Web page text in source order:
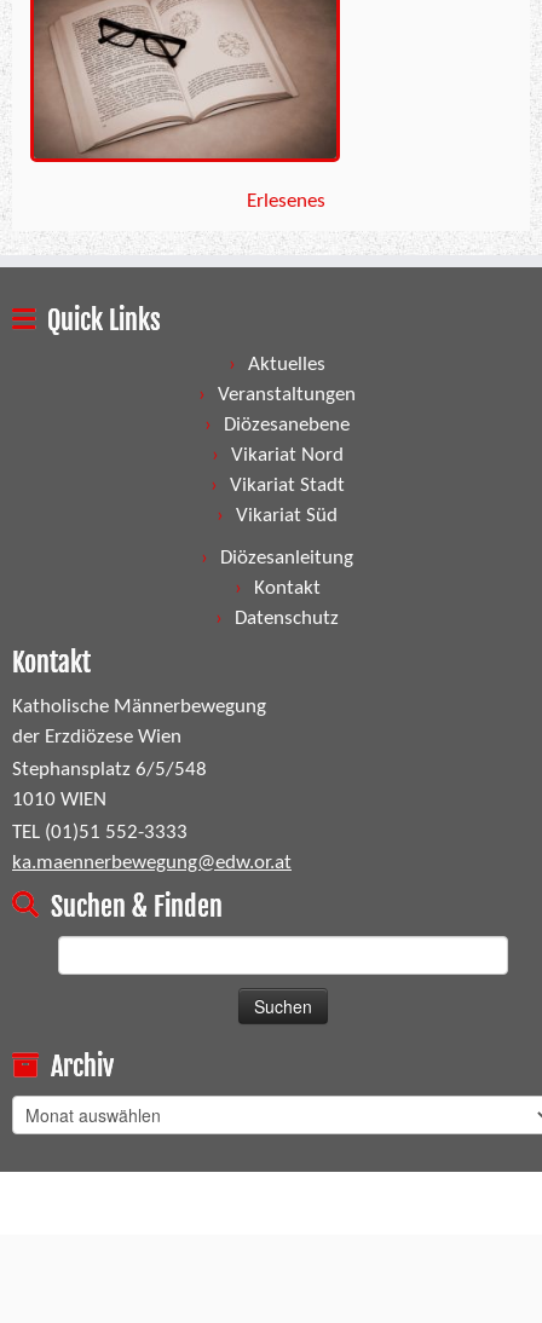
Erlesenes
Quick Links
Aktuelles
Veranstaltungen
Diözesanebene
Vikariat Nord
Vikariat Stadt
Vikariat Süd
Diözesanleitung
Kontakt
Datenschutz
Kontakt
Katholische Männerbewegung
der Erzdiözese Wien
Stephansplatz 6/5/548
1010 WIEN
TEL (01)51 552-3333
ka.maennerbewegung@edw.or.at
Suchen & Finden
Archiv
Archiv